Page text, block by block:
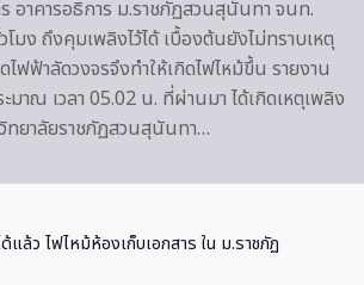
อาคารอธิการ ม.ราชภัฏสวนสุนันทา จนท.
มง ถึงคุมเพลิงไว้ได้ เบื้องต้นยังไม่ทราบเหตุ
ฟฟ้าลัดวงจรจึงทำให้เกิดไฟไหม้ขึ้น รายงาน
ะมาณ เวลา 05.02 น. ที่ผ่านมา ได้เกิดเหตุเพลิง
ทยาลัยราชภัฏสวนสุนันทา…
แล้ว ไฟไหม้ห้องเก็บเอกสาร ใน ม.ราชภัฏ